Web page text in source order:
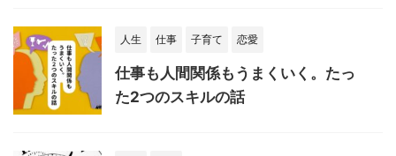
人生 仕事 子育て 恋愛
仕事も人間関係もうまくいく。たっ
た2つのスキルの話